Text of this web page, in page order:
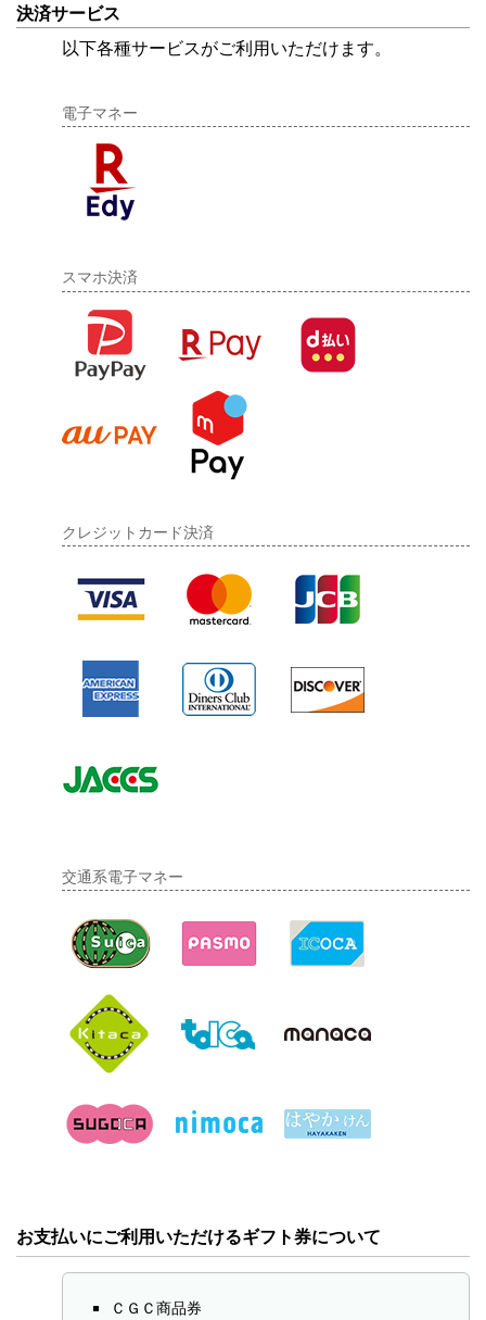
決済サービス
以下各種サービスがご利用いただけます。
電子マネー
スマホ決済
クレジットカード決済
交通系電子マネー
お支払いにご利用いただけるギフト券について
ＣＧＣ商品券